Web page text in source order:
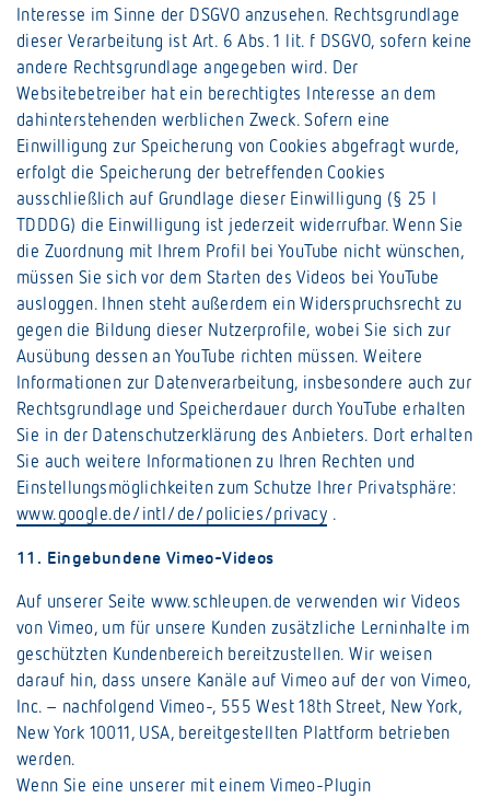
Interesse im Sinne der DSGVO anzusehen. Rechtsgrundlage
dieser Verarbeitung ist Art. 6 Abs. 1 lit. f DSGVO, sofern keine
andere Rechtsgrundlage angegeben wird. Der
Websitebetreiber hat ein berechtigtes Interesse an dem
dahinterstehenden werblichen Zweck. Sofern eine
Einwilligung zur Speicherung von Cookies abgefragt wurde,
erfolgt die Speicherung der betreffenden Cookies
ausschließlich auf Grundlage dieser Einwilligung (§ 25 I
TDDDG) die Einwilligung ist jederzeit widerrufbar. Wenn Sie
die Zuordnung mit Ihrem Profil bei YouTube nicht wünschen,
müssen Sie sich vor dem Starten des Videos bei YouTube
ausloggen. Ihnen steht außerdem ein Widerspruchsrecht zu
gegen die Bildung dieser Nutzerprofile, wobei Sie sich zur
Ausübung dessen an YouTube richten müssen. Weitere
Informationen zur Datenverarbeitung, insbesondere auch zur
Rechtsgrundlage und Speicherdauer durch YouTube erhalten
Sie in der Datenschutzerklärung des Anbieters. Dort erhalten
Sie auch weitere Informationen zu Ihren Rechten und
Einstellungsmöglichkeiten zum Schutze Ihrer Privatsphäre:
www.google.de/intl/de/policies/privacy .
11. Eingebundene Vimeo-Videos
Auf unserer Seite www.schleupen.de verwenden wir Videos
von Vimeo, um für unsere Kunden zusätzliche Lerninhalte im
geschützten Kundenbereich bereitzustellen. Wir weisen
darauf hin, dass unsere Kanäle auf Vimeo auf der von Vimeo,
Inc. – nachfolgend Vimeo-, 555 West 18th Street, New York,
New York 10011, USA, bereitgestellten Plattform betrieben
werden.
Wenn Sie eine unserer mit einem Vimeo-Plugin